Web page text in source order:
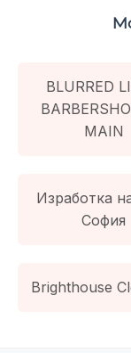
BLURRED
MAIN
Изработка
София
Brighthouse